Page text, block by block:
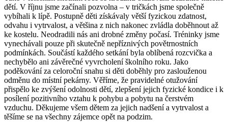
dětí. V říjnu jsme začínali pozvolna – v tričkách jsme společně
vybíhali k lípě. Postupně děti získávaly větší fyzickou zdatnost,
odvahu i vytrvalost, a většina z nich nakonec zvládla doběhnout až
ke kostelu. Neodradili nás ani drobné změny počasí. Tréninky jsme
vynechávali pouze při skutečně nepříznivých povětrnostních
podmínkách. Součástí každého setkání byla oblíbená rozcvička a
nechybělo ani závěrečné vyvrcholení školního roku. Jako
poděkování za celoroční snahu si děti doběhly pro zaslouženou
odměnu do místní pekárny. Věříme, že pravidelné otužování
přispělo ke zvýšení odolnosti dětí, zlepšení jejich fyzické kondice i k
posílení pozitivního vztahu k pohybu a pobytu na čerstvém
vzduchu. Děkujeme všem dětem za jejich nadšení a vytrvalost a
těšíme se na všechny zájemce opět na podzim.